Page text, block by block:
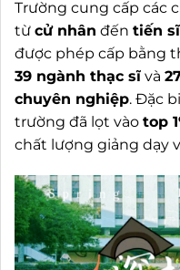
Trường cung cấp các
từ cử nhân đến tiến sĩ
được phép cấp bằng
39 ngành thạc sĩ và
chuyên nghiệp. Đặc
trường đã lọt vào top
chất lượng giảng dạy